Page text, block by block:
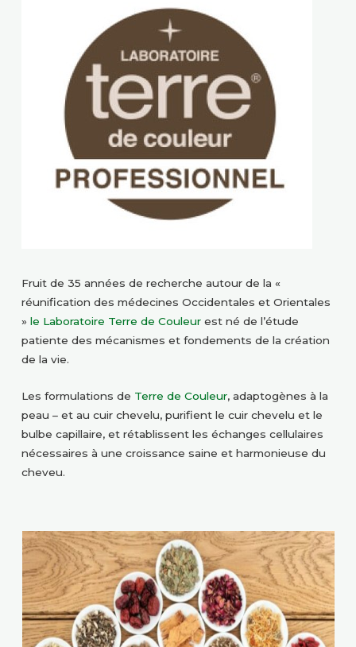
Fruit de 35 années de recherche autour de la «
réunification des médecines Occidentales et Orientales
»le Laboratoire Terre de Couleur est né de l’étude
patiente des mécanismes et fondements de la création
de la vie.
Les formulations de Terre de Couleur, adaptogènes à la
peau – et au cuir chevelu, purifient le cuir chevelu et le
bulbe capillaire, et rétablissent les échanges cellulaires
nécessaires à une croissance saine et harmonieuse du
cheveu.